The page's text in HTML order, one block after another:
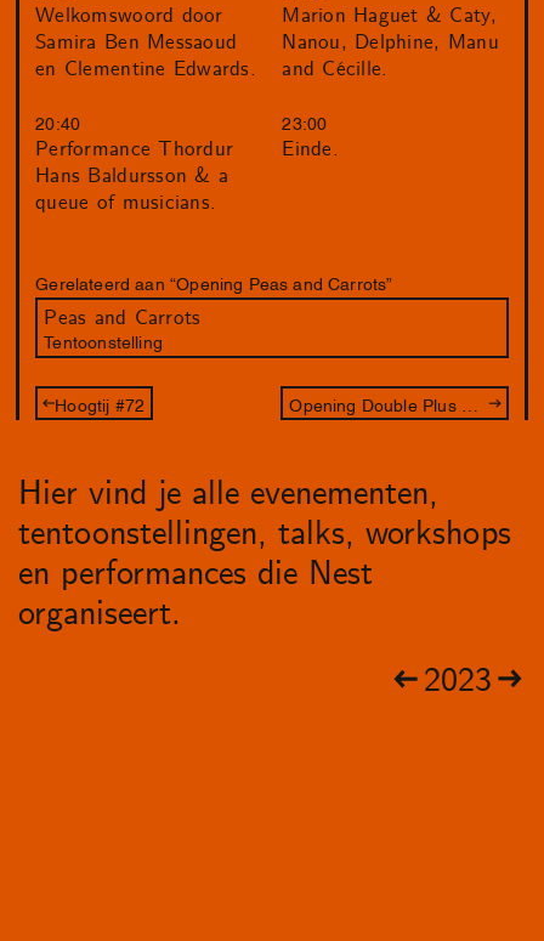
Welkomswoord door
Samira Ben Messaoud
en Clementine Edwards.
20:40
Performance Thordur
Hans Baldursson & a
queue of musicians.
Marion Haguet & Caty,
Nanou, Delphine, Manu
and Cécille.
23:00
Einde.
Gerelateerd aan “Opening Peas and Carrots”
Peas and Carrots
Tentoonstelling
Hoogtij #72
Hier vind je alle evenementen,
tentoonstellingen, talks, workshops
en performances die Nest
organiseert.
2023